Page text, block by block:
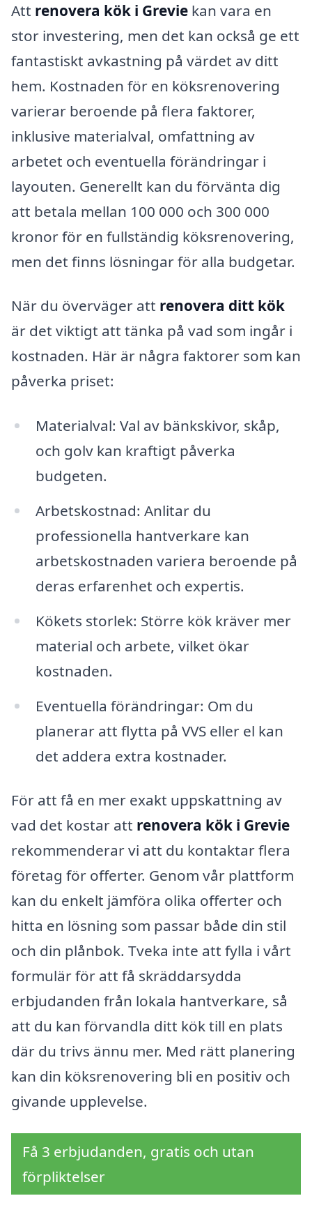
Att renovera kök i Grevie kan vara en
stor investering, men det kan också ge ett
fantastiskt avkastning på värdet av ditt
hem. Kostnaden för en köksrenovering
varierar beroende på flera faktorer,
inklusive materialval, omfattning av
arbetet och eventuella förändringar i
layouten. Generellt kan du förvänta dig
att betala mellan 100 000 och 300 000
kronor för en fullständig köksrenovering,
men det finns lösningar för alla budgetar.
När du överväger att renovera ditt kök
är det viktigt att tänka på vad som ingår i
kostnaden. Här är några faktorer som kan
påverka priset:
Materialval: Val av bänkskivor, skåp,
och golv kan kraftigt påverka
budgeten.
Arbetskostnad: Anlitar du
professionella hantverkare kan
arbetskostnaden variera beroende på
deras erfarenhet och expertis.
Kökets storlek: Större kök kräver mer
material och arbete, vilket ökar
kostnaden.
Eventuella förändringar: Om du
planerar att flytta på VVS eller el kan
det addera extra kostnader.
För att få en mer exakt uppskattning av
vad det kostar att renovera kök i Grevie
rekommenderar vi att du kontaktar flera
företag för offerter. Genom vår plattform
kan du enkelt jämföra olika offerter och
hitta en lösning som passar både din stil
och din plånbok. Tveka inte att fylla i vårt
formulär för att få skräddarsydda
erbjudanden från lokala hantverkare, så
att du kan förvandla ditt kök till en plats
där du trivs ännu mer. Med rätt planering
kan din köksrenovering bli en positiv och
givande upplevelse.
Få 3 erbjudanden, gratis och utan
förpliktelser